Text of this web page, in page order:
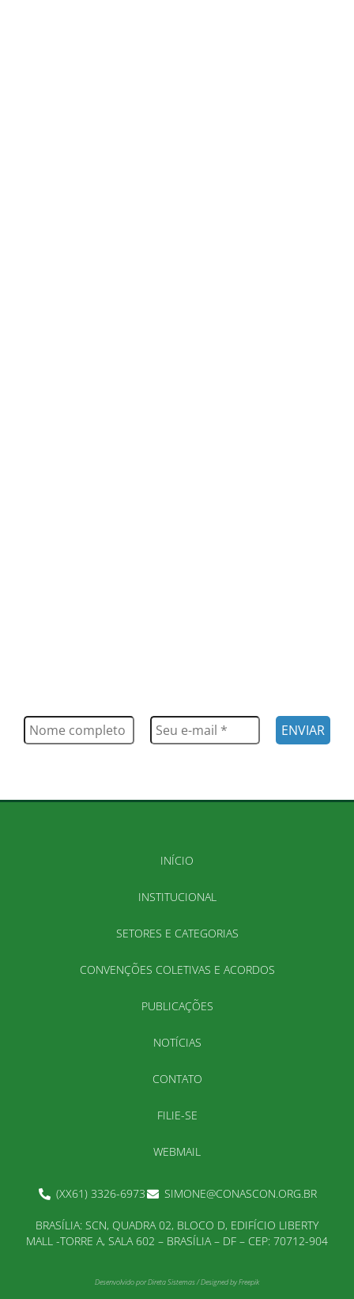
INÍCIO
INSTITUCIONAL
SETORES E CATEGORIAS
CONVENÇÕES COLETIVAS E ACORDOS
PUBLICAÇÕES
NOTÍCIAS
CONTATO
FILIE-SE
WEBMAIL
(XX61) 3326-6973 SIMONE@CONASCON.ORG.BR
BRASÍLIA: SCN, QUADRA 02, BLOCO D, EDIFÍCIO LIBERTY
MALL -TORRE A, SALA 602 – BRASÍLIA – DF – CEP: 70712-904
Desenvolvido porDireta Sistemas/Designed by Freepik